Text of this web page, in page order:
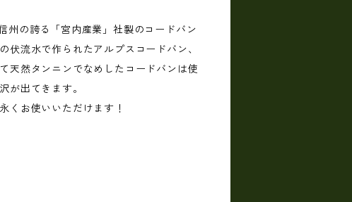
州の誇る「宮内産業」社製のコードバン
伏流水で作られたアルプスコードバン、
天然タンニンでなめしたコードバンは使
が出てきます。
くお使いいただけます！